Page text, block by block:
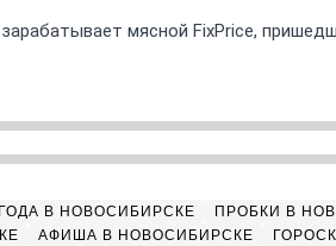
мясной FixPrice,
В НОВОСИБИРСКЕ ПРОБКИ В
АФИША В НОВОСИБИРСКЕ